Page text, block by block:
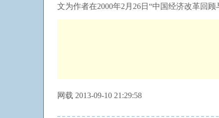
文为作者在2000年2月26日“中国经济改革
网载 2013-09-10 21:29:58